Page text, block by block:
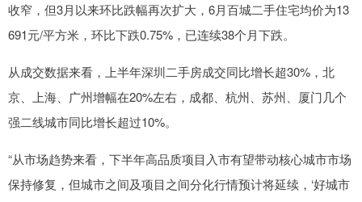
收窄，但3月以来环比跌幅再次扩大，6月百城二手住宅均价为13
691元/平方米，环比下跌0.75%，已连续38个月下跌。
从成交数据来看，上半年深圳二手房成交同比增长超30%，北
京、上海、广州增幅在20%左右，成都、杭州、苏州、厦门几个
强二线城市同比增长超过10%。
“从市场趋势来看，下半年高品质项目入市有望带动核心城市市场
保持修复，但城市之间及项目之间分化行情预计将延续，‘好城市